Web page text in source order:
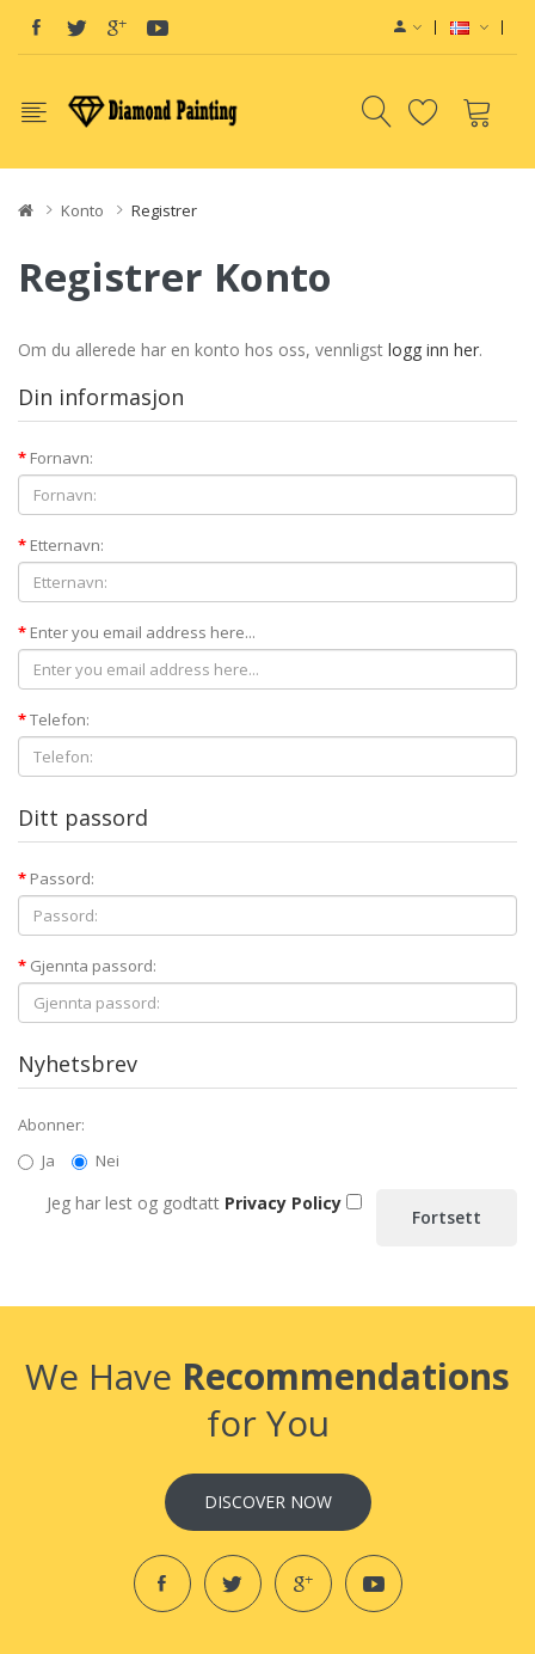
Konto Registrer
Registrer Konto
Om du allerede har en konto hos oss, vennligst logg inn her.
Din informasjon
Fornavn:
Etternavn:
Enter you email address here...
Telefon:
Ditt passord
Passord:
Gjennta passord:
Nyhetsbrev
Abonner:
Ja
Nei
Jeg har lest og godtatt Privacy Policy
We Have Recommendations
for You
DISCOVER NOW